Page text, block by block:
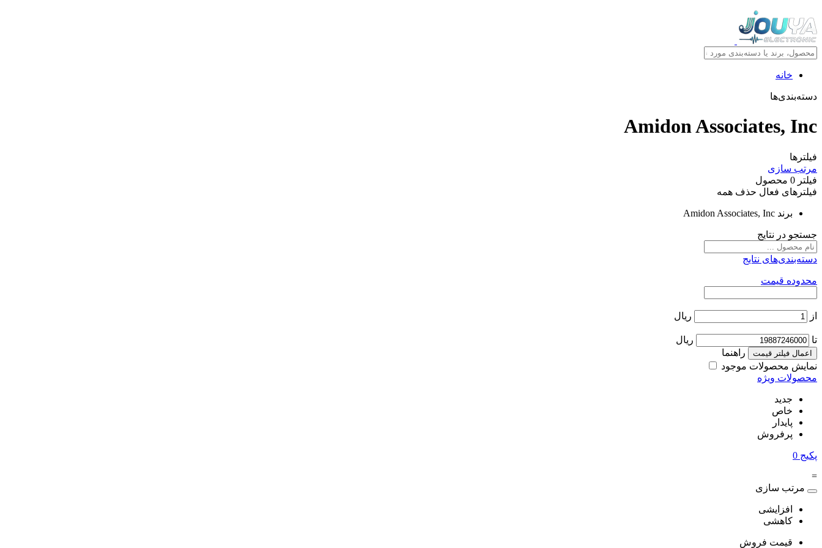
خانه
دسته‌بندی‌ها
Amidon Associates, Inc
فیلترها
مرتب سازی
فیلتر 0 محصول
فیلترهای فعال حذف همه
برند Amidon Associates, Inc
جستجو در نتایج
دسته‌بندی‌های نتایج
محدوده قیمت
از ریال
تا ریال
اعمال فیلتر قیمت
راهنما
نمایش محصولات موجود
محصولات ویژه
جدید
خاص
پایدار
پرفروش
پکیج 0
=
مرتب سازی
افزایشی
کاهشی
قیمت فروش